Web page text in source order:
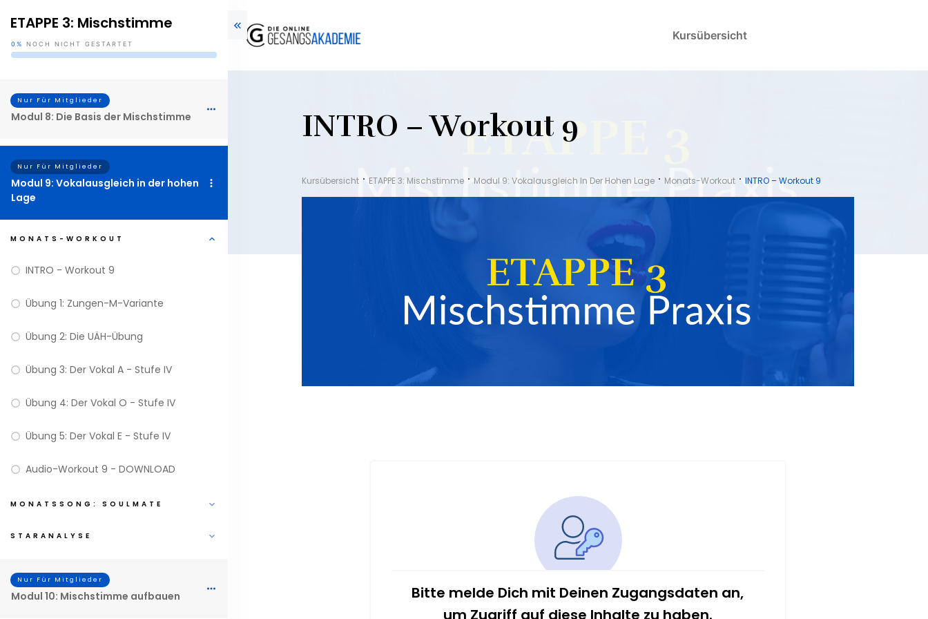
Kursübersicht
INTRO – Workout 9
Kursübersicht ETAPPE 3: Mischstimme Modul 9: Vokalausgleich In Der Hohen Lage Monats-Workout INTRO – Workout 9
Bitte melde Dich mit Deinen Zugangsdaten an,
um Zugriff auf diese Inhalte zu haben.
ETAPPE 3: Mischstimme
0% NOCH NICHT GESTARTET
Nur Für Mitglieder
Modul 8: Die Basis der Mischstimme
Nur Für Mitglieder
Modul 9: Vokalausgleich in der hohen
Lage
MONATS-WORKOUT
INTRO - Workout 9
Übung 1: Zungen-M-Variante
Übung 2: Die UÄH-Übung
Übung 3: Der Vokal A - Stufe IV
Übung 4: Der Vokal O - Stufe IV
Übung 5: Der Vokal E - Stufe IV
Audio-Workout 9 - DOWNLOAD
MONATSSONG: SOULMATE
STARANALYSE
Nur Für Mitglieder
Modul 10: Mischstimme aufbauen